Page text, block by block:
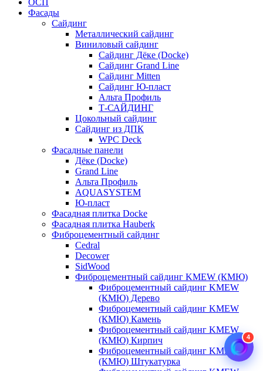
ОСП
Фасады
Сайдинг
Металлический сайдинг
Виниловый сайдинг
Сайдинг Дёке (Docke)
Сайдинг Grand Line
Сайдинг Mitten
Сайдинг Ю-пласт
Альта Профиль
Т-САЙДИНГ
Цокольный сайдинг
Сайдинг из ДПК
WPC Deck
Фасадные панели
Дёке (Docke)
Grand Line
Альта Профиль
AQUASYSTEM
Ю-пласт
Фасадная плитка Docke
Фасадная плитка Hauberk
Фиброцементный сайдинг
Cedral
Decower
SidWood
Фиброцементный сайдинг KMEW (КМЮ)
Фиброцементный сайдинг KMEW
(КМЮ) Дерево
Фиброцементный сайдинг KMEW
(КМЮ) Камень
Фиброцементный сайдинг KMEW
(КМЮ) Кирпич
Фиброцементный сайдинг KMEW
(КМЮ) Штукатурка
4